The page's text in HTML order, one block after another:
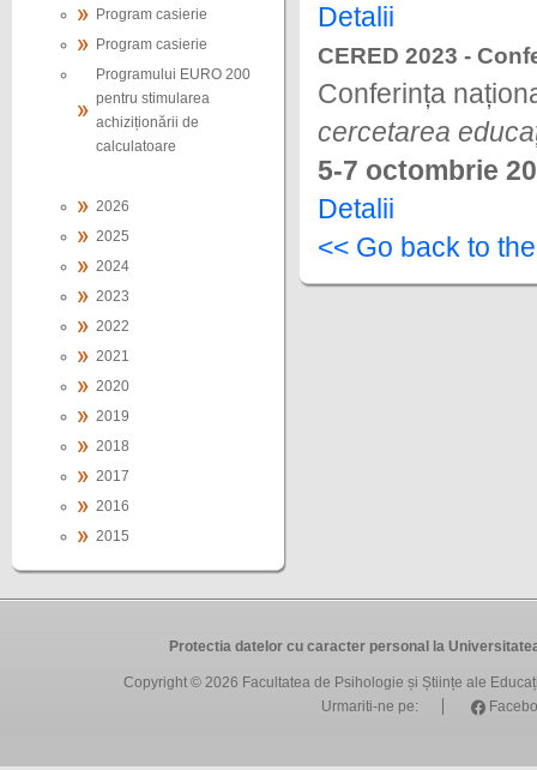
Program casierie
Program casierie
Programului EURO 200
pentru stimularea
achiziționării de
calculatoare
2026
2025
2024
2023
2022
2021
2020
2019
2018
2017
2016
2015
Detalii
CERED 2023 -
Conferința
cercetarea
5-7 octombrie
Detalii
<< Go back to
Protectia datelor cu caracter personal la
Copyright © 2026 Facultatea de Psihologie și Științe ale
Urmariti-ne pe: